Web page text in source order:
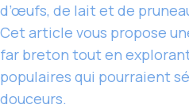
d’œufs, de lait et de
Cet article vous propose
far breton tout en
populaires qui pourraient
douceurs.